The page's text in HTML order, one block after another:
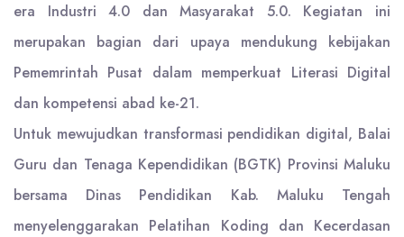
era Industri 4.0 dan Masyarakat 5.0. Kegiatan ini
merupakan bagian dari upaya mendukung kebijakan
Pememrintah Pusat dalam memperkuat Literasi Digital
dan kompetensi abad ke-21.
Untuk mewujudkan transformasi pendidikan digital, Balai
Guru dan Tenaga Kependidikan (BGTK) Provinsi Maluku
bersama Dinas Pendidikan Kab. Maluku Tengah
menyelenggarakan Pelatihan Koding dan Kecerdasan